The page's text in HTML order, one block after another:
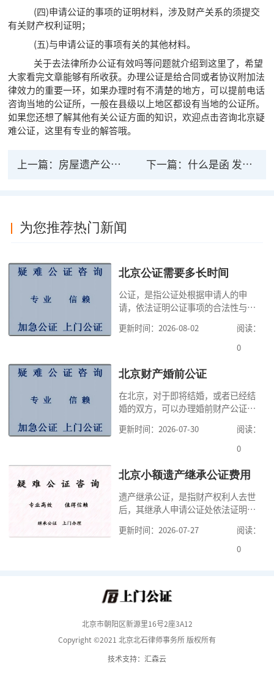
(四)申请公证的事项的证明材料，涉及财产关系的须提交
有关财产权利证明；
(五)与申请公证的事项有关的其他材料。
关于去法律所办公证有效吗等问题就介绍到这里了，希望
大家看完文章能够有所收获。办理公证是给合同或者协议附加法
律效力的重要一环，如果办理时有不清楚的地方，可以提前电话
咨询当地的公证所，一般在县级以上地区都设有当地的公证所。
如果您还想了解其他有关公证方面的知识，欢迎点击咨询北京疑
难公证，这里有专业的解答哦。
上一篇： 房屋遗产公证费如何收法律百科？ 下一篇： 什么是函 发出函并经公证是否具有法律效力
为您推荐热门新闻
北京公证需要多长时间
公证，是指公证处根据申请人的申
请，依法证明公证事项的合法性与真
高公证事项的效力，固定证据，但是
很多人不知道在北京办理公证需要多
家，办理公证的时候除了需要按照公
道北京公证需要什么材料,北京公证需
要多少钱？北京公
更新时间：2026-08-02
阅读：
0
北京财产婚前公证
在北京，对于即将结婚，或者已经结
婚的双方，可以办理婚前财产公证，
式，可以避免个人财产引发的纠纷，
但是，在北京办理婚前财产公证，除
料外，公证咨询告诉大家，我们有必
京婚前财产公证机构？了解这些不仅
有利于我们根
更新时间：2026-07-30
阅读：
0
北京小额遗产继承公证费用
遗产继承公证，是指财产权利人去世
后，其继承人申请公证处依法证明继
的证明活动。通过公证，继承人可以
拿着享有继承权的公证书办理遗产过
费。我们在办理继承公证的时候，需
更新时间：2026-07-27
阅读：
0
北京市朝阳区新源里16号2座3A12
Copyright ©2021 北京北石律师事务所 版权所有
技术支持：汇森云